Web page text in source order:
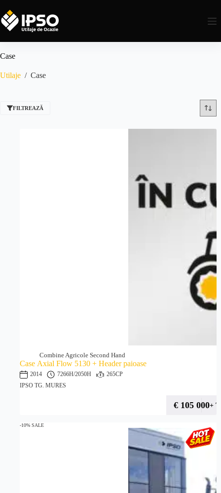
Case
Utilaje / Case
FILTREAZĂ
Combine Agricole Second Hand
Case Axial Flow 5130 + Header paioase
2014 7266H/2050H
265CP
IPSO TG. MURES
€ 105 000+
-10% SALE